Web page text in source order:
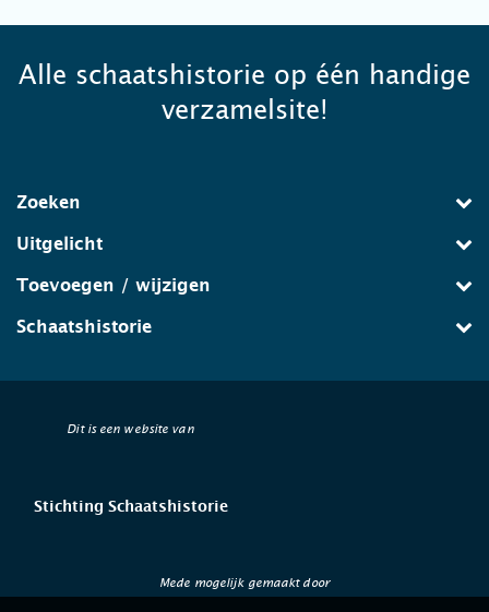
Alle schaatshistorie op één handige
verzamelsite!
Zoeken
Uitgelicht
Toevoegen / wijzigen
Schaatshistorie
Dit is een website van
Stichting Schaatshistorie
Mede mogelijk gemaakt door